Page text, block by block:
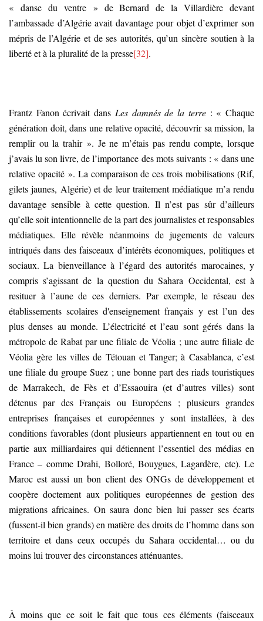
« danse du ventre » de Bernard de la Villardière devant
l’ambassade d’Algérie avait davantage pour objet d’exprimer son
mépris de l’Algérie et de ses autorités, qu’un sincère soutien à la
liberté et à la pluralité de la presse[32].
Frantz Fanon écrivait dans Les damnés de la terre: « Chaque
génération doit, dans une relative opacité, découvrir sa mission, la
remplir ou la trahir ». Je ne m’étais pas rendu compte, lorsque
j’avais lu son livre, de l’importance des mots suivants : « dans une
relative opacité ». La comparaison de ces trois mobilisations (Rif,
gilets jaunes, Algérie) et de leur traitement médiatique m’a rendu
davantage sensible à cette question. Il n’est pas sûr d’ailleurs
qu’elle soit intentionnelle de la part des journalistes et responsables
médiatiques. Elle révèle néanmoins de jugements de valeurs
intriqués dans des faisceaux d’intérêts économiques, politiques et
sociaux. La bienveillance à l’égard des autorités marocaines, y
compris s’agissant de la question du Sahara Occidental, est à
resituer à l’aune de ces derniers. Par exemple, le réseau des
établissements scolaires d'enseignement français y est l’un des
plus denses au monde. L’électricité et l’eau sont gérés dans la
métropole de Rabat par une filiale de Véolia ; une autre filiale de
Véolia gère les villes de Tétouan et Tanger; à Casablanca, c’est
une filiale du groupe Suez ; une bonne part des riads touristiques
de Marrakech, de Fès et d’Essaouira (et d’autres villes) sont
détenus par des Français ou Européens ; plusieurs grandes
entreprises françaises et européennes y sont installées, à des
conditions favorables (dont plusieurs appartiennent en tout ou en
partie aux milliardaires qui détiennent l’essentiel des médias en
France – comme Drahi, Bolloré, Bouygues, Lagardère, etc). Le
Maroc est aussi un bon client des ONGs de développement et
coopère doctement aux politiques européennes de gestion des
migrations africaines. On saura donc bien lui passer ses écarts
(fussent-il bien grands) en matière des droits de l’homme dans son
territoire et dans ceux occupés du Sahara occidental… ou du
moins lui trouver des circonstances atténuantes.
À moins que ce soit le fait que tous ces éléments (faisceaux